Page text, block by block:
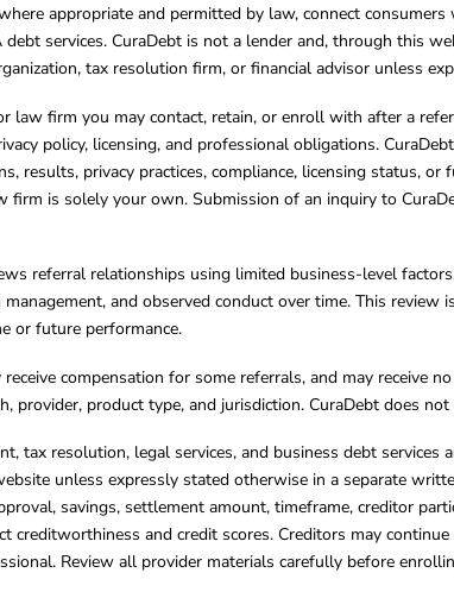
appropriate and permitted by law, connect
debt services. CuraDebt is not a lender and, through this
tax resolution firm, or financial advisor unless
law firm you may contact, retain, or enroll with after a
policy, licensing, and professional obligations.
results, privacy practices, compliance, licensing status,
firm is solely your own. Submission of an inquiry to
referral relationships using limited business-level
and observed conduct over time. This
or future performance.
receive compensation for some referrals, and may receive
provider, product type, and jurisdiction. CuraDebt does
tax resolution, legal services, and business debt
unless expressly stated otherwise in a separate
savings, settlement amount, timeframe, creditor
creditworthiness and credit scores. Creditors may
Review all provider materials carefully before